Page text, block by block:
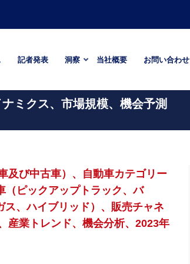
記者発表 洞察 当社概要 お問い合わせ
ミクス、市場規模、機会予測
及び中古車）、自動車カテゴリー
（ピックアップトラック、バ
、ハイブリッド）、販売チャネ
産業トレンド、機会分析、2023年